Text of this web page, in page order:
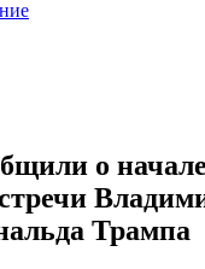
о начале
Трампа